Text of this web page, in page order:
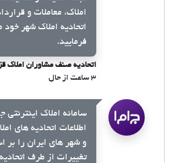
املاک، معاملات و
اتحادیه املاک شهر خود
فرمایید.
اتحادیه صنف مشاوران املاک
۳ ساعت از حال
سامانه املاک اینترنتی
اطلاعات اتحادیه های
و شهر های ایران را بر
تغییرات از طرف